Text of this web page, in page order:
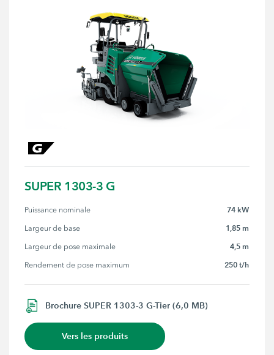
SUPER 1303-3 G
Puissance nominale 74 kW
Largeur de base 1,85 m
Largeur de pose maximale 4,5 m
Rendement de pose maximum 250 t/h
Brochure SUPER 1303-3 G-Tier (6,0 MB)
Vers les produits